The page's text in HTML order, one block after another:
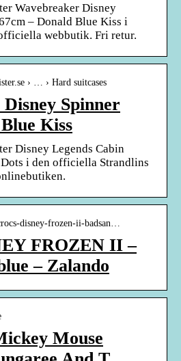
Wavebreaker Disney
– Donald Blue Kiss i
webbutik. Fri retur.
› … › Hard suitcases
Spinner
Kiss
Disney Legends Cabin
i den officiella Strandlins
disney-frozen-ii-badsan…
FROZEN II –
– Zalando
Mouse